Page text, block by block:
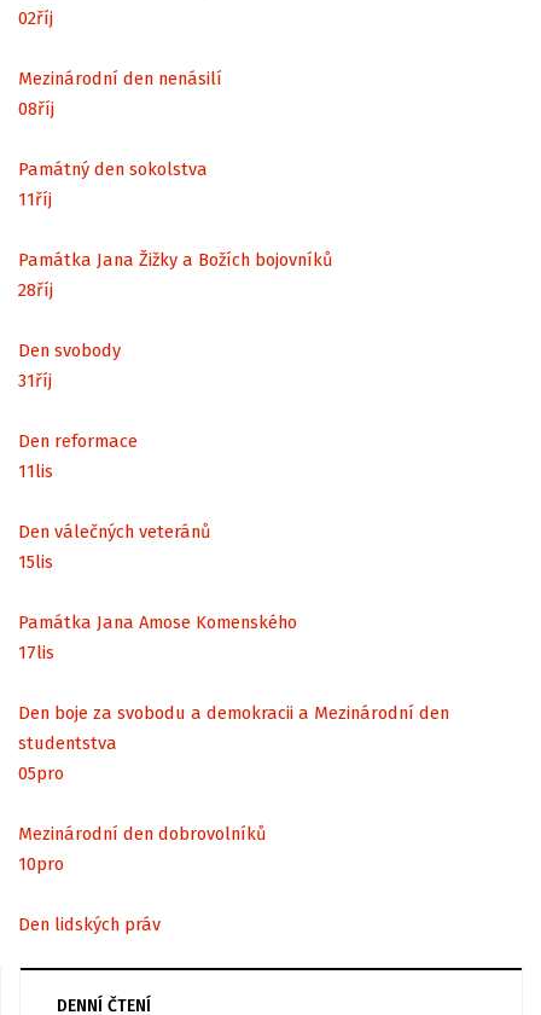
02říj
Mezinárodní den nenásilí
08říj
Památný den sokolstva
11říj
Památka Jana Žižky a Božích bojovníků
28říj
Den svobody
31říj
Den reformace
11lis
Den válečných veteránů
15lis
Památka Jana Amose Komenského
17lis
Den boje za svobodu a demokracii a Mezinárodní den
studentstva
05pro
Mezinárodní den dobrovolníků
10pro
Den lidských práv
DENNÍ ČTENÍ